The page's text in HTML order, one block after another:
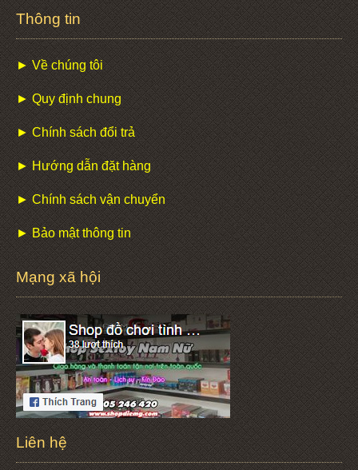
Thông tin
► Về chúng tôi
► Quy định chung
► Chính sách đổi trả
► Hướng dẫn đặt hàng
► Chính sách vận chuyển
► Bảo mật thông tin
Mạng xã hội
Liên hệ